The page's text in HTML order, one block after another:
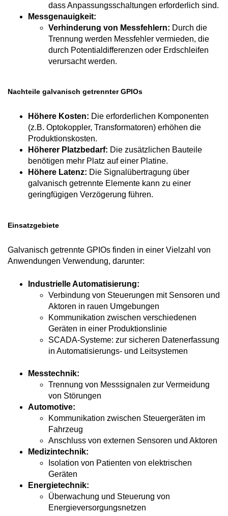
dass Anpassungsschaltungen erforderlich sind.
Messgenauigkeit:
Verhinderung von Messfehlern: Durch die
Trennung werden Messfehler vermieden, die
durch Potentialdifferenzen oder Erdschleifen
verursacht werden.
Nachteile galvanisch getrennter GPIOs
Höhere Kosten: Die erforderlichen Komponenten
(z.B. Optokoppler, Transformatoren) erhöhen die
Produktionskosten.
Höherer Platzbedarf: Die zusätzlichen Bauteile
benötigen mehr Platz auf einer Platine.
Höhere Latenz: Die Signalübertragung über
galvanisch getrennte Elemente kann zu einer
geringfügigen Verzögerung führen.
Einsatzgebiete
Galvanisch getrennte GPIOs finden in einer Vielzahl von
Anwendungen Verwendung, darunter:
Industrielle Automatisierung:
Verbindung von Steuerungen mit Sensoren und
Aktoren in rauen Umgebungen
Kommunikation zwischen verschiedenen
Geräten in einer Produktionslinie
SCADA-Systeme: zur sicheren Datenerfassung
in Automatisierungs- und Leitsystemen
Messtechnik:
Trennung von Messsignalen zur Vermeidung
von Störungen
Automotive:
Kommunikation zwischen Steuergeräten im
Fahrzeug
Anschluss von externen Sensoren und Aktoren
Medizintechnik:
Isolation von Patienten von elektrischen
Geräten
Energietechnik:
Überwachung und Steuerung von
Energieversorgungsnetzen